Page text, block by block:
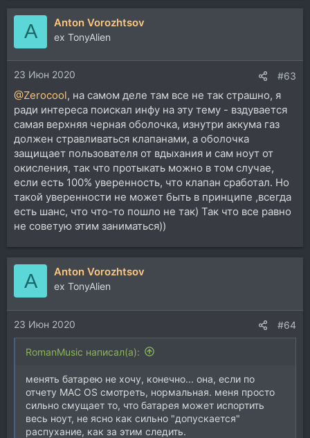
A Anton Vorozhtsov
ex TonyAlien
23 Июн 2020 #63
@Zerocool, на самом деле там все не так страшно, я
ради интереса поискал инфу на эту тему - вздувается
самая верхняя черная оболочка, изнутри аккума газ
должен стравливаться клапанами, а оболочка
защищает пользователя от вдыхания и сам ноут от
окисления, так что протыкать можно в том случае,
если есть 100% уверенность, что клапан сработал. Но
такой уверенности не может быть в принципе ,всегда
есть шанс, что что-то пошло не так) Так что все равно
не советую этим заниматься))
A Anton Vorozhtsov
ex TonyAlien
23 Июн 2020 #64
RomanMusic написал(а):
менять батарею не хочу, конечно... она, если по
отчету MAC OS смотреть, нормальная. меня просто
сильно смущает то, что батарея может испортить
весь ноут, не ясно как сильно "допускается"
распухание, как за этим следить.